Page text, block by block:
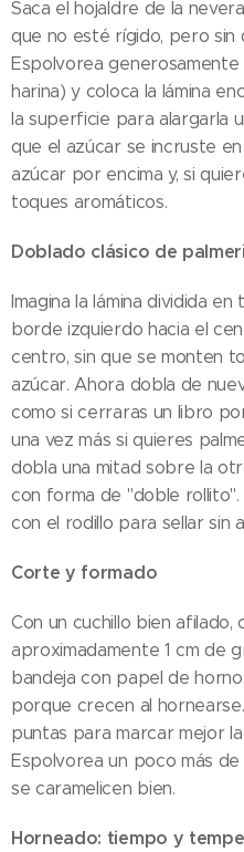
Saca el hojaldre de la
que no esté rígido, pero sin
Espolvorea
harina) y coloca la lámina
la superficie para alargarla
que el azúcar se incruste
azúcar por encima y, si
toques aromáticos.
Doblado clásico de
Imagina la lámina dividida
borde izquierdo hacia el
centro, sin que se monten
azúcar. Ahora dobla de
como si cerraras un libro
una vez más si quieres
dobla una mitad sobre la
con forma de "doble rollito".
con el rodillo para sellar sin
Corte y formado
Con un cuchillo bien
aproximadamente 1 cm de
bandeja con papel de
porque crecen al
puntas para marcar mejor
Espolvorea un poco más
se caramelicen bien.
Horneado: tiempo y